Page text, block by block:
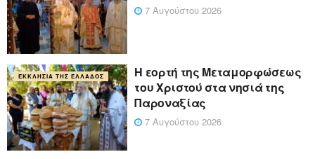
7 Αυγούστου 2026
ΕΚΚΛΗΣΊΑ ΤΗΣ ΕΛΛΆΔΟΣ
Η εορτή της Μεταμορφώσεως
του Χριστού στα νησιά της
Παροναξίας
7 Αυγούστου 2026